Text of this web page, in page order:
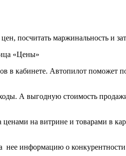
посчитать маржинальность и
в кабинете. Автопилот поможет
А выгодную стоимость
на витрине и товарами в
нее информацию о